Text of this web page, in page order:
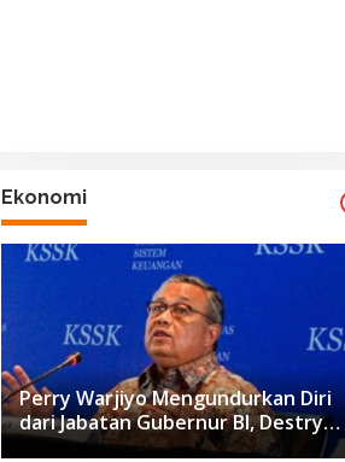
Ekonomi
Perry Warjiyo Mengundurkan Diri
dari Jabatan Gubernur BI, Destry
Damayanti Jadi Pejabat Sementara